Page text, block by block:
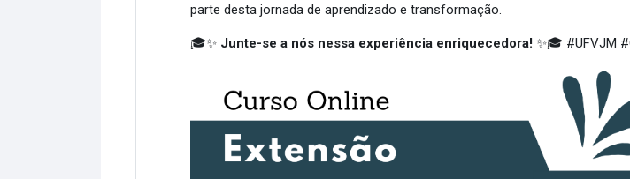
parte desta jornada de aprendizado e transformação.
🎓✨ Junte-se a nós nessa experiência enriquecedora!✨🎓 #UFVJM